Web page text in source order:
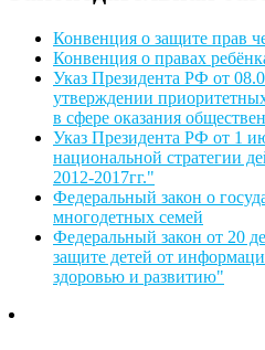
Конвенция о защите прав
Конвенция о правах
Указ Президента РФ от
утверждении
в сфере оказания
Указ Президента РФ от 1
национальной стратегии
2012-2017гг."
Федеральный закон о
многодетных семей
Федеральный закон от 20
защите детей от
здоровью и развитию"